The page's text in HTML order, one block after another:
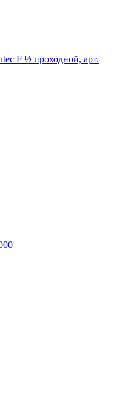
F ½ проходной, арт.